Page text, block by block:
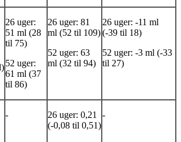
26 uger:
51 ml (28
til 75)­
52 uger:
61 ml (37
til 86)­
26 uger: 81
ml (52 til 109)­
52 uger: 63
ml (32 til 94)­
26 uger: -11 ml
(-39 til 18)
52 uger: -3 ml (-33
til 27)
-
26 uger: 0,21
(-0,08 til 0,51)
-